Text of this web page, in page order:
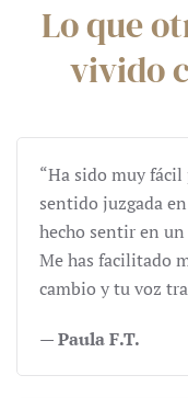
Lo que
vivido
“Ha sido muy fácil
sentido juzgada
hecho sentir en
Me has facilitado
cambio y tu voz
— Paula F.T.